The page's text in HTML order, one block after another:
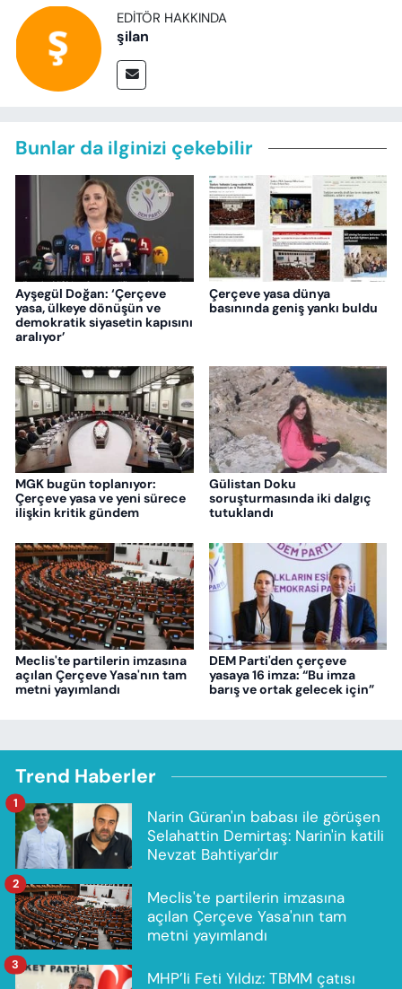
EDITÖR HAKKINDA
şilan
Bunlar da ilginizi çekebilir
Ayşegül Doğan: ‘Çerçeve
yasa, ülkeye dönüşün ve
demokratik siyasetin kapısını
aralıyor’
Çerçeve yasa dünya
basınında geniş yankı buldu
MGK bugün toplanıyor:
Çerçeve yasa ve yeni sürece
ilişkin kritik gündem
Gülistan Doku
soruşturmasında iki dalgıç
tutuklandı
Meclis'te partilerin imzasına
açılan Çerçeve Yasa'nın tam
metni yayımlandı
DEM Parti'den çerçeve
yasaya 16 imza: “Bu imza
barış ve ortak gelecek için”
Trend Haberler
Narin Güran'ın babası ile görüşen
Selahattin Demirtaş: Narin'in katili
Nevzat Bahtiyar'dır
1
Meclis'te partilerin imzasına
açılan Çerçeve Yasa'nın tam
metni yayımlandı
2
MHP’li Feti Yıldız: TBMM çatısı
3